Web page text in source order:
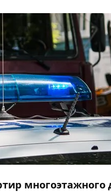
многоэтажного